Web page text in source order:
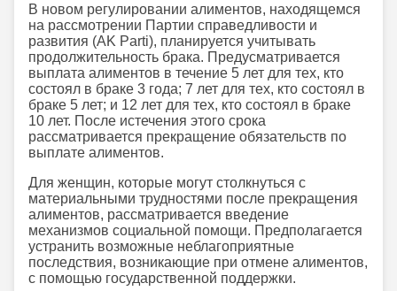
В новом регулировании алиментов, находящемся
на рассмотрении Партии справедливости и
развития (AK Parti), планируется учитывать
продолжительность брака. Предусматривается
выплата алиментов в течение 5 лет для тех, кто
состоял в браке 3 года; 7 лет для тех, кто состоял в
браке 5 лет; и 12 лет для тех, кто состоял в браке
10 лет. После истечения этого срока
рассматривается прекращение обязательств по
выплате алиментов.
Для женщин, которые могут столкнуться с
материальными трудностями после прекращения
алиментов, рассматривается введение
механизмов социальной помощи. Предполагается
устранить возможные неблагоприятные
последствия, возникающие при отмене алиментов,
с помощью государственной поддержки.